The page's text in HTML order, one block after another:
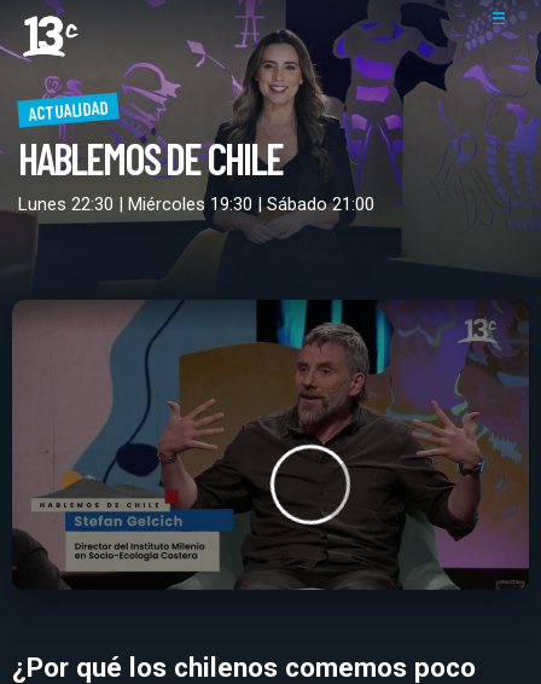
ACTUALIDAD
HABLEMOS DE CHILE
Lunes 22:30 | Miércoles 19:30 | Sábado 21:00
¿Por qué los chilenos comemos poco